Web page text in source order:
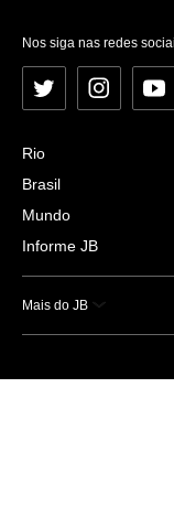
Nos siga nas redes
Twitter Instagram
Rio
Brasil
Mundo
Informe JB
Mais do JB
Esportes